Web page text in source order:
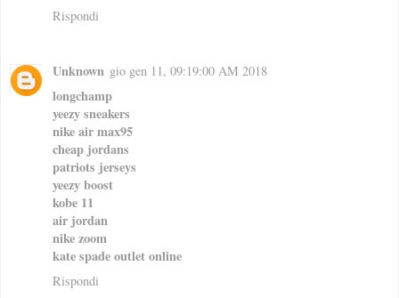
Rispondi
Unknown gio gen 11, 09:19:00 AM 2018
longchamp
yeezy sneakers
nike air max95
cheap jordans
patriots jerseys
yeezy boost
kobe 11
air jordan
nike zoom
kate spade outlet online
Rispondi